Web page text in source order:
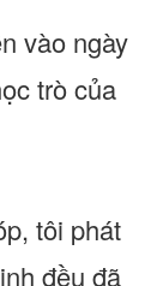
vào ngày
trò của
tôi phát
đều đã